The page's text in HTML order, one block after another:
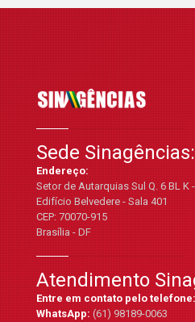
Sede Sinagências:
Endereço:
Setor de Autarquias Sul Q. 6 BL K
Edifício Belvedere - Sala 401
CEP: 70070-915
Brasília - DF
Atendimento
Entre em contato pelo telefone:
WhatsApp:(61) 98189-0063